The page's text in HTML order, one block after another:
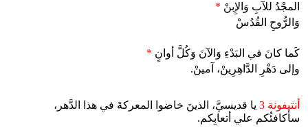
المجْدُ للآبِ وَالإِبنْ *
وَالرُّوحِ القُدُسْ
كَما كانَ في البَدْءِ وَالآنَ وَكُلَّ أوانٍ *
وإلى دَهْرِ الدَّاهِرِينْ، آمينْ.
أنتيفونة 3
يا قديسيَّ، الذينَ خاضوا المعركةَ في هذا الدَّهر،
سأكافئُكم علي أتعابِكم.